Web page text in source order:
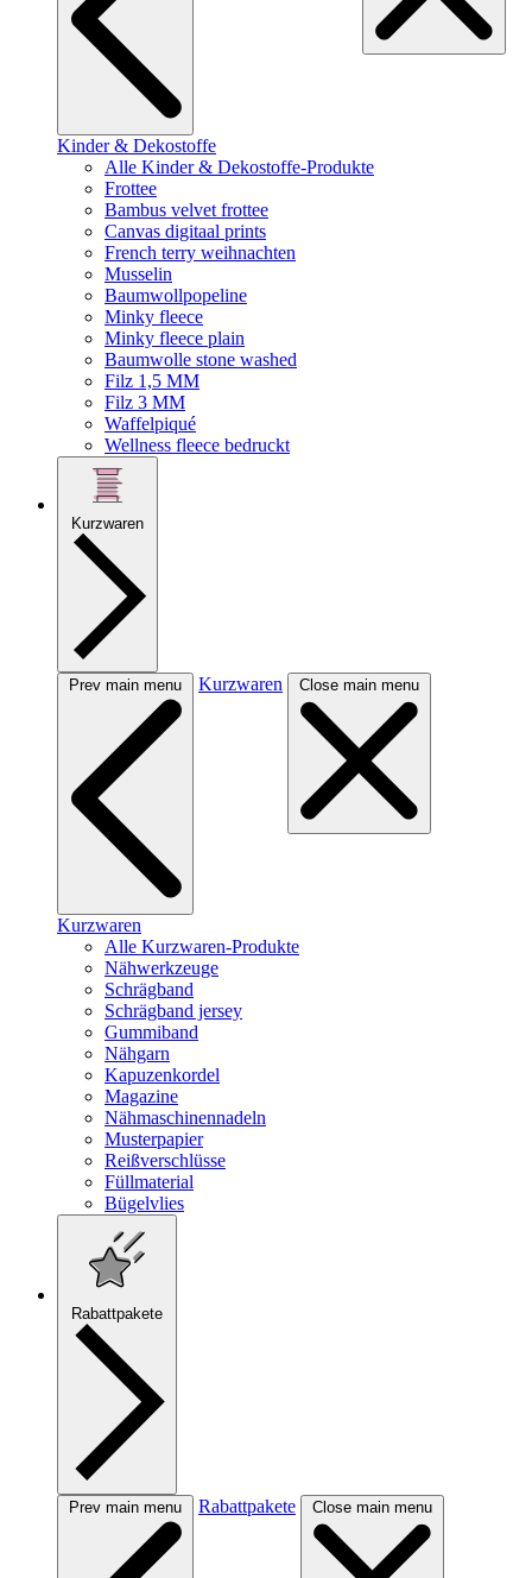
Kinder & Dekostoffe
Alle Kinder & Dekostoffe-Produkte
Frottee
Bambus velvet frottee
Canvas digitaal prints
French terry weihnachten
Musselin
Baumwollpopeline
Minky fleece
Minky fleece plain
Baumwolle stone washed
Filz 1,5 MM
Filz 3 MM
Waffelpiqué
Wellness fleece bedruckt
Kurzwaren
Prev main menu Kurzwaren Close main menu
Kurzwaren
Alle Kurzwaren-Produkte
Nähwerkzeuge
Schrägband
Schrägband jersey
Gummiband
Nähgarn
Kapuzenkordel
Magazine
Nähmaschinennadeln
Musterpapier
Reißverschlüsse
Füllmaterial
Bügelvlies
Rabattpakete
Prev main menu Rabattpakete Close main menu